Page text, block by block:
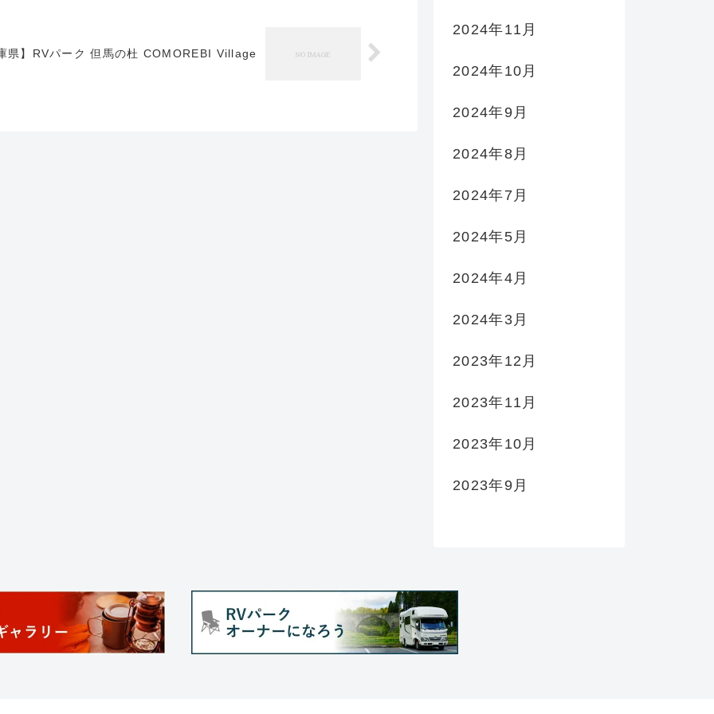
県】RVパーク 但馬の杜 COMOREBI Village
2024年11月
2024年10月
2024年9月
2024年8月
2024年7月
2024年5月
2024年4月
2024年3月
2023年12月
2023年11月
2023年10月
2023年9月